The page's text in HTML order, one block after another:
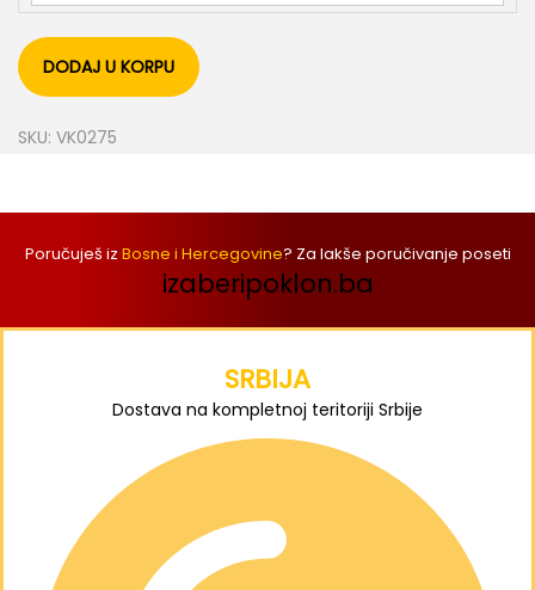
DODAJ U KORPU
SKU: VK0275
Poručuješ iz Bosne i Hercegovine? Za lakše poručivanje poseti
izaberipoklon.ba
SRBIJA
Dostava na kompletnoj teritoriji Srbije